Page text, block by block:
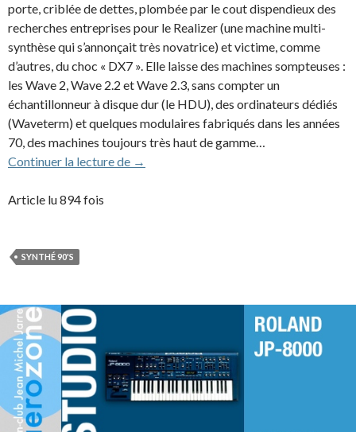
porte, criblée de dettes, plombée par le cout dispendieux des
recherches entreprises pour le Realizer (une machine multi-
synthèse qui s’annonçait très novatrice) et victime, comme
d’autres, du choc « DX7 ». Elle laisse des machines sompteuses :
les Wave 2, Wave 2.2 et Wave 2.3, sans compter un
échantillonneur à disque dur (le HDU), des ordinateurs dédiés
(Waveterm) et quelques modulaires fabriqués dans les années
70, des machines toujours très haut de gamme…
Continuer la lecture de Waldorf Wave / Microwave (1989)
→
Article lu 894 fois
SYNTHÉ 90'S